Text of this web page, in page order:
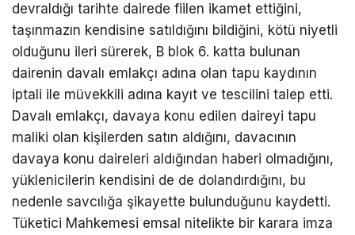
devraldığı tarihte dairede fiilen ikamet ettiğini,
taşınmazın kendisine satıldığını bildiğini, kötü niyetli
olduğunu ileri sürerek, B blok 6. katta bulunan
dairenin davalı emlakçı adına olan tapu kaydının
iptali ile müvekkili adına kayıt ve tescilini talep etti.
Davalı emlakçı, davaya konu edilen daireyi tapu
maliki olan kişilerden satın aldığını, davacının
davaya konu daireleri aldığından haberi olmadığını,
yüklenicilerin kendisini de de dolandırdığını, bu
nedenle savcılığa şikayette bulunduğunu kaydetti.
Tüketici Mahkemesi emsal nitelikte bir karara imza